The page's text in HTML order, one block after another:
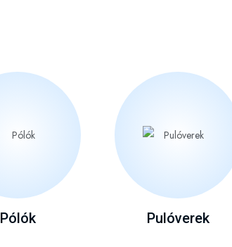
Pólók Pulóverek